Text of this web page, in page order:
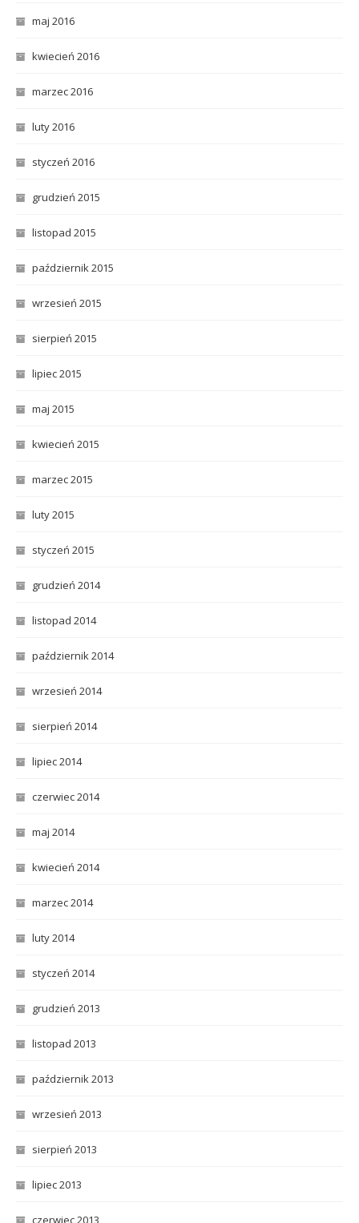
maj 2016
kwiecień 2016
marzec 2016
luty 2016
styczeń 2016
grudzień 2015
listopad 2015
październik 2015
wrzesień 2015
sierpień 2015
lipiec 2015
maj 2015
kwiecień 2015
marzec 2015
luty 2015
styczeń 2015
grudzień 2014
listopad 2014
październik 2014
wrzesień 2014
sierpień 2014
lipiec 2014
czerwiec 2014
maj 2014
kwiecień 2014
marzec 2014
luty 2014
styczeń 2014
grudzień 2013
listopad 2013
październik 2013
wrzesień 2013
sierpień 2013
lipiec 2013
czerwiec 2013